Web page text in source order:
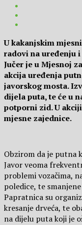
U kakanjskim
radovi na uređenju
Jučer je u Mjesnoj
akcija uređenja
javorskog mosta.
dijela puta, te će u
potporni zid. U
mjesne zajednice.
Obzirom da je putna
Javor veoma
problemi vozačima,
poledice, te
Papratnica su
kresanje drveća, te
na dijelu puta koji je